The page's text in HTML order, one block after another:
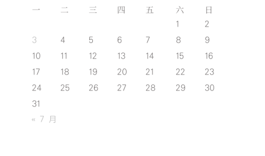
一 二 三 四 五 六 日
1
2
3
4 5 6 7 8
9
10
11 12 13 14 15
16
17
18 19 20 21 22
23
24
25 26 27 28 29
30
31
« 7 月